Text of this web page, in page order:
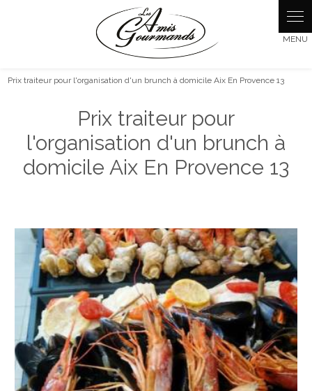
Prix traiteur pour l'organisation d'un brunch à domicile Aix En Provence 13
Prix traiteur pour
l'organisation d'un brunch à
domicile Aix En Provence 13
Panneau de gestion des cookies